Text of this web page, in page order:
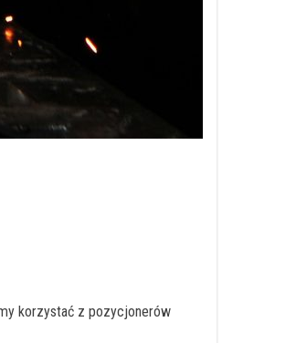
korzystać z pozycjonerów